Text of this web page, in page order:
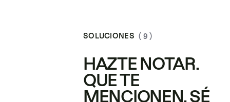
SOLUCIONES ( 9 )
HAZTE NOTAR.
QUE TE
MENCIONEN. SÉ